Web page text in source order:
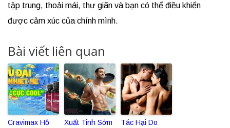
tập trung, thoải mái, thư giãn và bạn có thể điều khiển
được cảm xúc của chính mình.
Bài viết liên quan
Cravimax Hỗ
Xuất Tinh Sớm
Tác Hại Do